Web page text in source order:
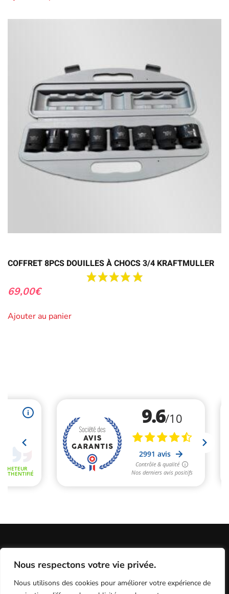
Nous respectons votre vie privée.
Nous utilisons des cookies pour améliorer votre expérience de
COFFRET 8PCS DOUILLES À CHOCS 3/4 KRAFTMULLER
69,00€
Ajouter au panier
Informations Légales
Conditions Générales de Vente
Politique de Confidentialité / Cookies / RGP
Programme fidélité
Contact